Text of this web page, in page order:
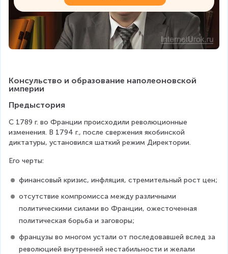
Консульство и образование наполеоновской
империи
Предыстория
С 1789 г. во Франции происходили революционные
изменения. В 1794 г., после свержения якобинской
диктатуры, установился шаткий режим Директории.
Его черты:
финансовый кризис, инфляция, стремительный рост цен;
отсутствие компромисса между различными
политическими силами во Франции, ожесточенная
политическая борьба и заговоры;
французы во многом устали от последовавшей вслед за
революцией внутренней нестабильности и желали